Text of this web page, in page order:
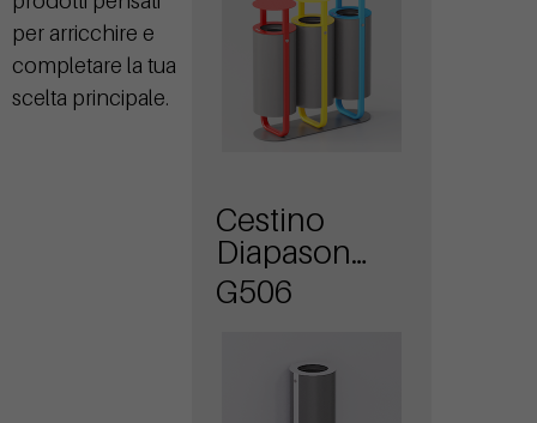
per arricchire e
completare la tua
scelta principale.
Cestino
Diapason
attacco a
G506